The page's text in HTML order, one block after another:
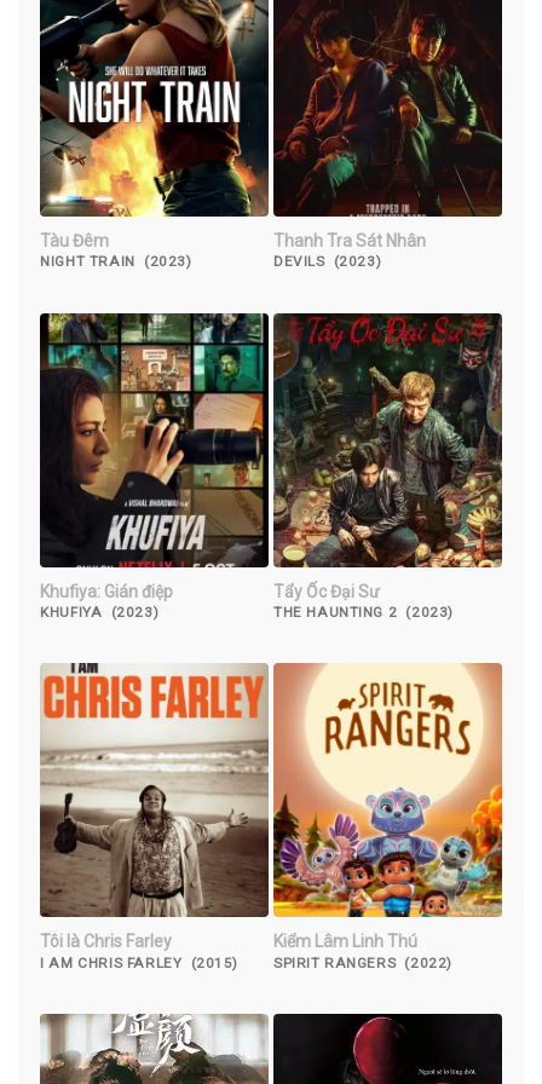
Tàu Đêm
NIGHT TRAIN (2023)
Thanh Tra Sát Nhân
DEVILS (2023)
Khufiya: Gián điệp
KHUFIYA (2023)
Tẩy Ốc Đại Sư
THE HAUNTING 2 (2023)
Tôi là Chris Farley
I AM CHRIS FARLEY (2015)
Kiểm Lâm Linh Thú
SPIRIT RANGERS (2022)